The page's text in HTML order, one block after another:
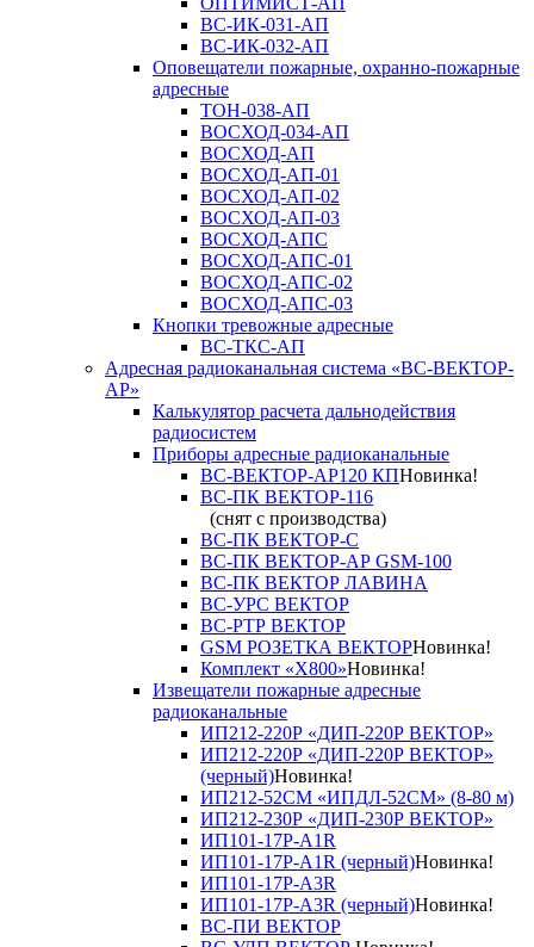
ВС-ИК-031-АП
ВС-ИК-032-АП
Оповещатели пожарные, охранно-пожарные
адресные
ТОН-038-АП
ВОСХОД-034-АП
ВОСХОД-АП
ВОСХОД-АП-01
ВОСХОД-АП-02
ВОСХОД-АП-03
ВОСХОД-АПС
ВОСХОД-АПС-01
ВОСХОД-АПС-02
ВОСХОД-АПС-03
Кнопки тревожные адресные
ВС-ТКС-АП
Адресная радиоканальная система «ВС-ВЕКТОР-
АР»
Калькулятор расчета дальнодействия
радиосистем
Приборы адресные радиоканальные
ВС-ВЕКТОР-АР120 КПНовинка!
ВС-ПК ВЕКТОР-116
(снят с производства)
ВС-ПК ВЕКТОР-С
ВС-ПК ВЕКТОР-АР GSM-100
ВС-ПК ВЕКТОР ЛАВИНА
ВС-УРС ВЕКТОР
ВС-РТР ВЕКТОР
GSM РОЗЕТКА ВЕКТОРНовинка!
Комплект «X800»Новинка!
Извещатели пожарные адресные
радиоканальные
ИП212-220Р «ДИП-220Р ВЕКТОР»
ИП212-220Р «ДИП-220Р ВЕКТОР»
(черный)Новинка!
ИП212-52СМ «ИПДЛ-52СМ» (8-80 м)
ИП212-230Р «ДИП-230Р ВЕКТОР»
ИП101-17Р-A1R
ИП101-17Р-A1R (черный)Новинка!
ИП101-17Р-A3R
ИП101-17Р-A3R (черный)Новинка!
ВС-ПИ ВЕКТОР